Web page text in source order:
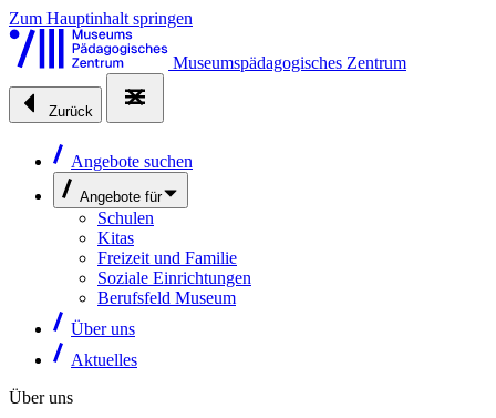
Zum Hauptinhalt springen
Museumspädagogisches Zentrum
Zurück
Angebote suchen
Angebote für
Schulen
Kitas
Freizeit und Familie
Soziale Einrichtungen
Berufsfeld Museum
Über uns
Aktuelles
Über uns